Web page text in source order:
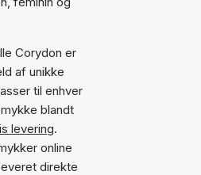
Corydon er
af unikke
til enhver
blandt
levering.
online
direkte